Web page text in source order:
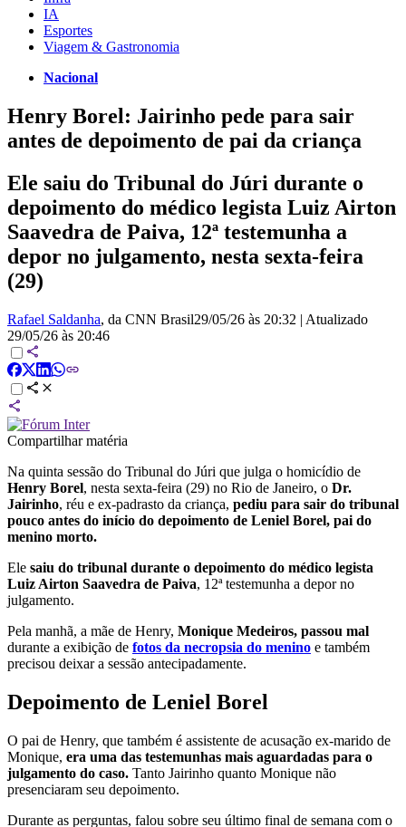
IA
Esportes
Viagem & Gastronomia
Nacional
Henry Borel: Jairinho pede para sair
antes de depoimento de pai da criança
Ele saiu do Tribunal do Júri durante o
depoimento do médico legista Luiz Airton
Saavedra de Paiva, 12ª testemunha a
depor no julgamento, nesta sexta-feira
(29)
Rafael Saldanha, da CNN Brasil29/05/26 às 20:32 | Atualizado
29/05/26 às 20:46
Compartilhar matéria
Na quinta sessão do Tribunal do Júri que julga o homicídio de
Henry Borel, nesta sexta-feira (29) no Rio de Janeiro, o Dr.
Jairinho, réu e ex-padrasto da criança, pediu para sair do tribunal
pouco antes do início do depoimento de Leniel Borel, pai do
menino morto.
Ele saiu do tribunal durante o depoimento do médico legista
Luiz Airton Saavedra de Paiva, 12ª testemunha a depor no
julgamento.
Pela manhã, a mãe de Henry, Monique Medeiros, passou mal
durante a exibição de fotos da necropsia do menino e também
precisou deixar a sessão antecipadamente.
Depoimento de Leniel Borel
O pai de Henry, que também é assistente de acusação ex-marido de
Monique, era uma das testemunhas mais aguardadas para o
julgamento do caso. Tanto Jairinho quanto Monique não
presenciaram seu depoimento.
Durante as perguntas, falou sobre seu último final de semana com o